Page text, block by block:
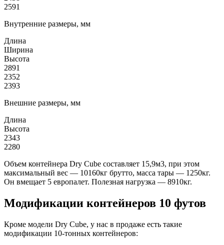
2591
Внутренние размеры, мм
Длина
Ширина
Высота
2891
2352
2393
Внешние размеры, мм
Длина
Высота
2343
2280
Объем контейнера Dry Cube составляет 15,9м3, при этом
максимальный вес — 10160кг брутто, масса тары — 1250кг.
Он вмещает 5 европалет. Полезная нагрузка — 8910кг.
Модификации контейнеров 10 футов
Кроме модели Dry Cube, у нас в продаже есть такие
модификации 10-тонных контейнеров: